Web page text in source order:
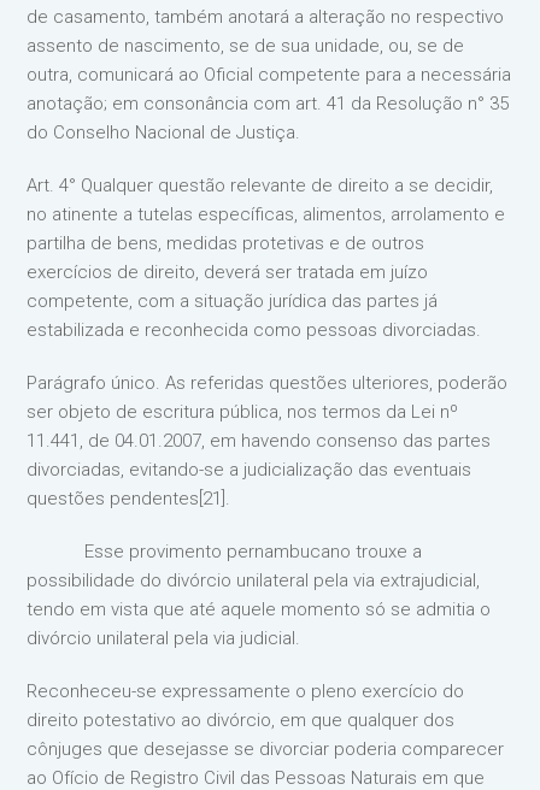
de casamento, também anotará a alteração no respectivo
assento de nascimento, se de sua unidade, ou, se de
outra, comunicará ao Oficial competente para a necessária
anotação; em consonância com art. 41 da Resolução n° 35
do Conselho Nacional de Justiça.
Art. 4° Qualquer questão relevante de direito a se decidir,
no atinente a tutelas específicas, alimentos, arrolamento e
partilha de bens, medidas protetivas e de outros
exercícios de direito, deverá ser tratada em juízo
competente, com a situação jurídica das partes já
estabilizada e reconhecida como pessoas divorciadas.
Parágrafo único. As referidas questões ulteriores, poderão
ser objeto de escritura pública, nos termos da Lei nº
11.441, de 04.01.2007, em havendo consenso das partes
divorciadas, evitando-se a judicialização das eventuais
questões pendentes[21].
Esse provimento pernambucano trouxe a
possibilidade do divórcio unilateral pela via extrajudicial,
tendo em vista que até aquele momento só se admitia o
divórcio unilateral pela via judicial.
Reconheceu-se expressamente o pleno exercício do
direito potestativo ao divórcio, em que qualquer dos
cônjuges que desejasse se divorciar poderia comparecer
ao Ofício de Registro Civil das Pessoas Naturais em que